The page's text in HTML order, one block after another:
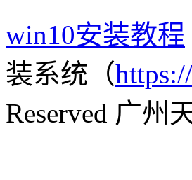
win10安装教程
装系统（
Reserved 广州